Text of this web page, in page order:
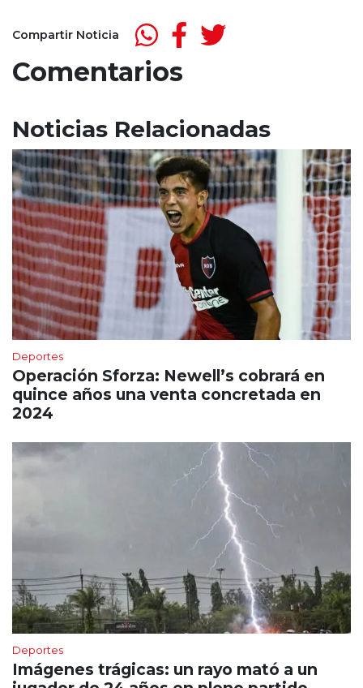
Compartir Noticia
Comentarios
Noticias Relacionadas
Deportes
Operación Sforza: Newell’s cobrará en
quince años una venta concretada en
2024
Deportes
Imágenes trágicas: un rayo mató a un